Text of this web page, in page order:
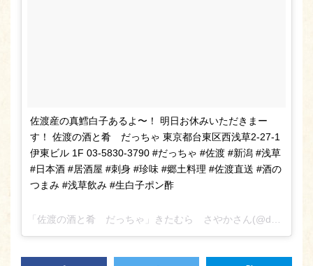
佐渡産の真鱈白子あるよ〜！ 明日お休みいただきまー
す！ 佐渡の酒と肴 だっちゃ 東京都台東区西浅草2-27-1
伊東ビル 1F 03-5830-3790 #だっちゃ #佐渡 #新潟 #浅草
#日本酒 #居酒屋 #刺身 #珍味 #郷土料理 #佐渡直送 #酒の
つまみ #浅草飲み #生白子ポン酢
「佐渡の酒と肴 だっちゃ」きたむら さやかさん(@daccha_sa_ya_ka_)が投稿した写真 –